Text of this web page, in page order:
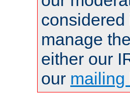
manage
either our
our mailing